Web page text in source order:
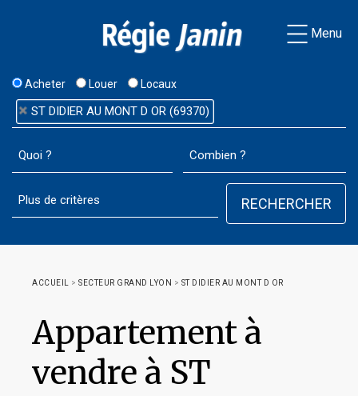
Menu
Acheter Louer Locaux
ST DIDIER AU MONT D OR (69370)
ACCUEIL > SECTEUR GRAND LYON > ST DIDIER AU MONT D OR
Appartement à
vendre à ST